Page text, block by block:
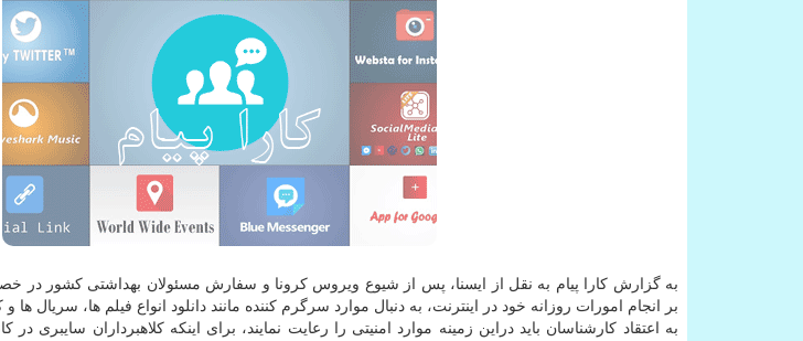
به گزارش کارا پیام به نقل از ایسنا، پس از شیوع ویروس کرونا و سفارش مسئولان بهداشتی کشور در
بر انجام امورات روزانه خود در اینترنت، به دنبال موارد سرگرم کننده مانند دانلود انواع فیلم ها، سریال
به اعتقاد کارشناسان باید دراین زمینه موارد امنیتی را رعایت نمایند، برای اینکه کلاهبرداران سایبری